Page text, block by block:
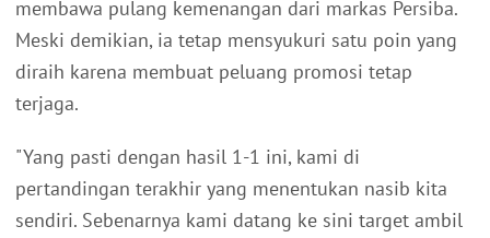
membawa pulang kemenangan dari markas Persiba.
Meski demikian, ia tetap mensyukuri satu poin yang
diraih karena membuat peluang promosi tetap
terjaga.
"Yang pasti dengan hasil 1-1 ini, kami di
pertandingan terakhir yang menentukan nasib kita
sendiri. Sebenarnya kami datang ke sini target ambil